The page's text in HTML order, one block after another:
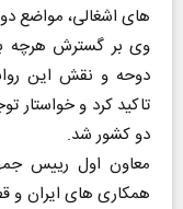
های اشغالی، مواضع
وی بر گسترش هرچه
دوحه و نقش این
تاکید کرد و خواستار
دو کشور شد.
معاون اول رییس
همکاری های ایران و